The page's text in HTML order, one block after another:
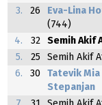
3.
26
Eva-Lina
(744)
4. 32 Semih Akif
5.
25 Semih Akif
6.
30
Tatevik Mia
Stepanjan